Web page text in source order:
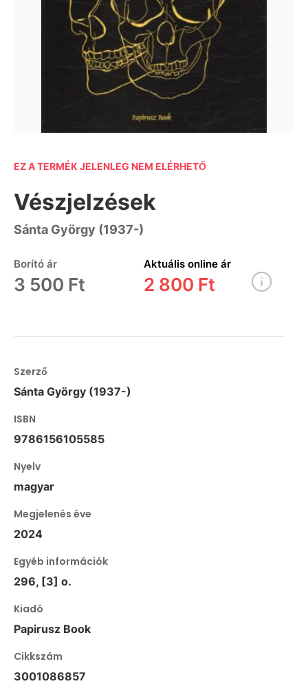
EZ A TERMÉK JELENLEG NEM ELÉRHETŐ
Vészjelzések
Sánta György (1937-)
Borító ár
3 500 Ft
Aktuális online ár
2 800 Ft
Szerző
Sánta György (1937-)
ISBN
9786156105585
Nyelv
magyar
Megjelenés éve
2024
Egyéb információk
296, [3] o.
Kiadó
Papirusz Book
Cikkszám
3001086857